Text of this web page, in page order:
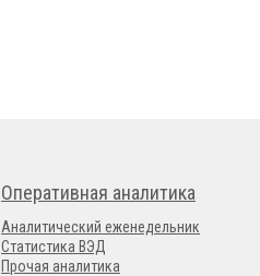
Оперативная аналитика
Аналитический еженедельник
Статистика ВЭД
Прочая аналитика